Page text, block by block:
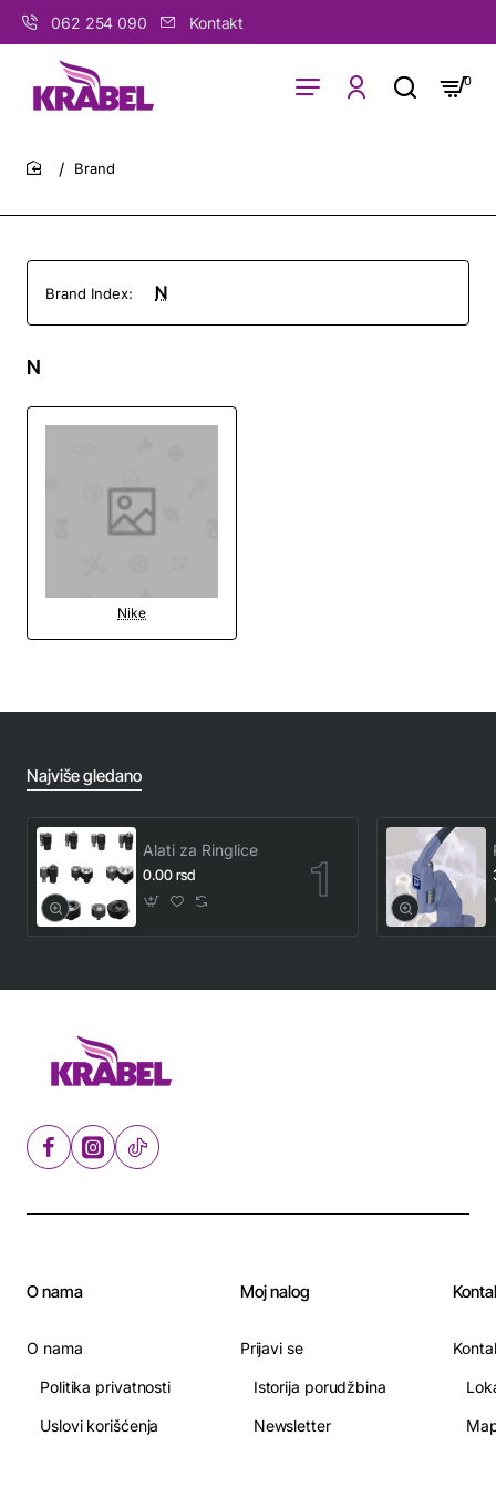
062 254 090 Kontakt
0
home
Brand
Brand Index: N
N
Nike
Najviše gledano
Alati za Ringlice
0.00 rsd
O nama
O nama
Politika privatnosti
Uslovi korišćenja
Moj nalog
Prijavi se
Istorija porudžbina
Newsletter